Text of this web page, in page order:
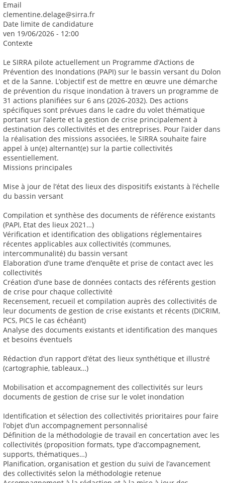
Email
clementine.delage@sirra.fr
Date limite de candidature
ven 19/06/2026 - 12:00
Contexte
Le SIRRA pilote actuellement un Programme d’Actions de
Prévention des Inondations (PAPI) sur le bassin versant du Dolon
et de la Sanne. L’objectif est de mettre en œuvre une démarche
de prévention du risque inondation à travers un programme de
31 actions planifiées sur 6 ans (2026-2032). Des actions
spécifiques sont prévues dans le cadre du volet thématique
portant sur l’alerte et la gestion de crise principalement à
destination des collectivités et des entreprises. Pour l’aider dans
la réalisation des missions associées, le SIRRA souhaite faire
appel à un(e) alternant(e) sur la partie collectivités
essentiellement.
Missions principales
Mise à jour de l’état des lieux des dispositifs existants à l’échelle
du bassin versant
Compilation et synthèse des documents de référence existants
(PAPI, Etat des lieux 2021…)
Vérification et identification des obligations réglementaires
récentes applicables aux collectivités (communes,
intercommunalité) du bassin versant
Elaboration d’une trame d’enquête et prise de contact avec les
collectivités
Création d’une base de données contacts des référents gestion
de crise pour chaque collectivité
Recensement, recueil et compilation auprès des collectivités de
leur documents de gestion de crise existants et récents (DICRIM,
PCS, PICS le cas échéant)
Analyse des documents existants et identification des manques
et besoins éventuels
Rédaction d’un rapport d’état des lieux synthétique et illustré
(cartographie, tableaux…)
Mobilisation et accompagnement des collectivités sur leurs
documents de gestion de crise sur le volet inondation
Identification et sélection des collectivités prioritaires pour faire
l’objet d’un accompagnement personnalisé
Définition de la méthodologie de travail en concertation avec les
collectivités (proposition formats, type d’accompagnement,
supports, thématiques…)
Planification, organisation et gestion du suivi de l’avancement
des collectivités selon la méthodologie retenue